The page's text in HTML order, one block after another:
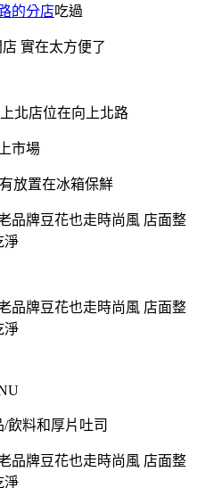
的分店吃過
實在太方便了
北店位在向上北路
市場
放置在冰箱保鮮
飲料和厚片吐司